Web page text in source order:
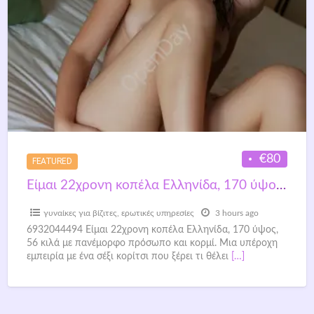
FEATURED
€80
Είμαι 22χρονη κοπέλα Ελληνίδα, 170 ύψος, 56 κιλά με πανέμορφο πρόσωπο και κορμί
γυναίκες για βίζιτες ερωτικές υπηρεσίες 3 hours ago
6932044494 Είμαι 22χρονη κοπέλα Ελληνίδα, 170 ύψος,
56 κιλά με πανέμορφο πρόσωπο και κορμί. Μια υπέροχη
εμπειρία με ένα σέξι κορίτσι που ξέρει τι θέλει
[…]